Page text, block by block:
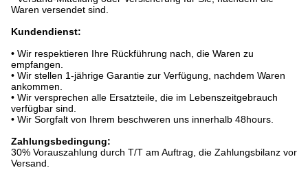
Waren versendet sind.
Kundendienst:
• Wir respektieren Ihre Rückführung nach, die Waren zu
empfangen.
• Wir stellen 1-jährige Garantie zur Verfügung, nachdem Waren
ankommen.
• Wir versprechen alle Ersatzteile, die im Lebenszeitgebrauch
verfügbar sind.
• Wir Sorgfalt von Ihrem beschweren uns innerhalb 48hours.
Zahlungsbedingung:
30% Vorauszahlung durch T/T am Auftrag, die Zahlungsbilanz vor
Versand.